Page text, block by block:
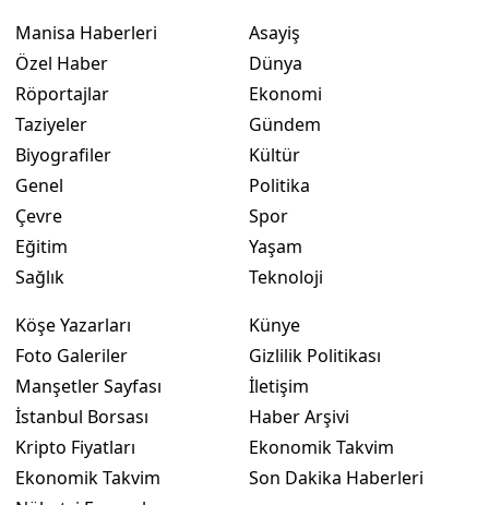
Manisa Haberleri
Özel Haber
Röportajlar
Taziyeler
Biyografiler
Genel
Çevre
Eğitim
Sağlık
Asayiş
Dünya
Ekonomi
Gündem
Kültür
Politika
Spor
Yaşam
Teknoloji
Köşe Yazarları
Foto Galeriler
Manşetler Sayfası
İstanbul Borsası
Kripto Fiyatları
Ekonomik Takvim
Künye
Gizlilik Politikası
İletişim
Haber Arşivi
Ekonomik Takvim
Son Dakika Haberleri